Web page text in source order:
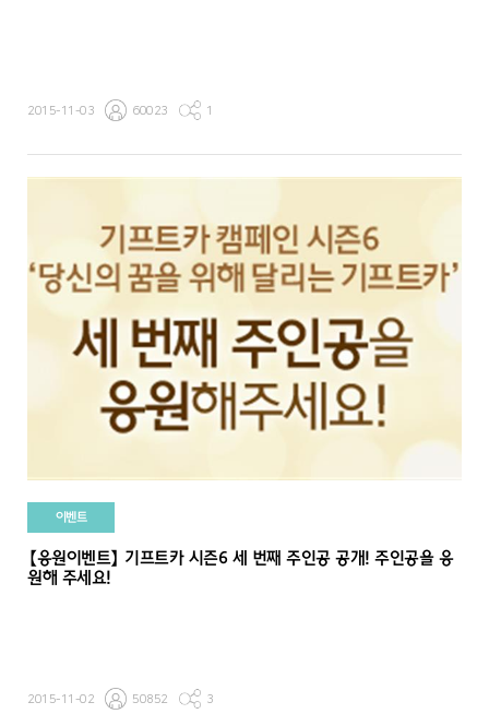
2015-11-03 60023 1
이벤트
【응원이벤트】 기프트카 시즌6 세 번째 주인공 공개! 주인공을 응
원해 주세요!
2015-11-02 50852 3